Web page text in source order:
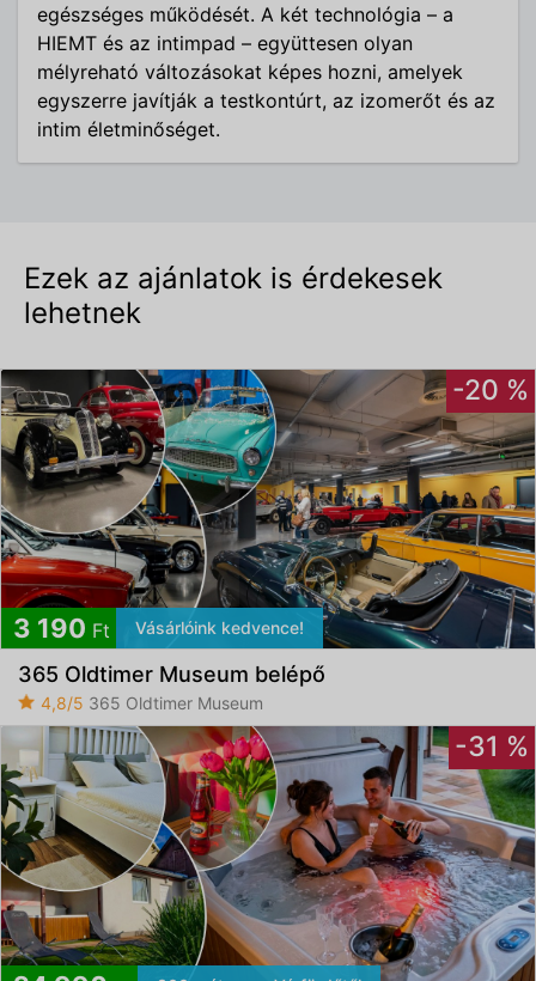
egészséges működését. A két technológia – a
HIEMT és az intimpad – együttesen olyan
mélyreható változásokat képes hozni, amelyek
egyszerre javítják a testkontúrt, az izomerőt és az
intim életminőséget.
Ezek az ajánlatok is érdekesek
lehetnek
-20 %
3 190 Ft Vásárlóink kedvence!
365 Oldtimer Museum belépő
4,8/5 365 Oldtimer Museum
-31 %